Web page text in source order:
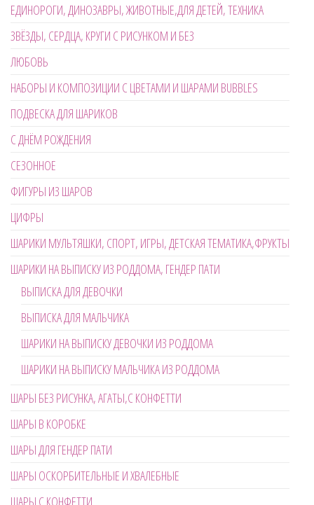
ЕДИНОРОГИ, ДИНОЗАВРЫ, ЖИВОТНЫЕ,ДЛЯ ДЕТЕЙ, ТЕХНИКА
ЗВЁЗДЫ, СЕРДЦА, КРУГИ С РИСУНКОМ И БЕЗ
ЛЮБОВЬ
НАБОРЫ И КОМПОЗИЦИИ С ЦВЕТАМИ И ШАРАМИ BUBBLES
ПОДВЕСКА ДЛЯ ШАРИКОВ
С ДНЁМ РОЖДЕНИЯ
СЕЗОННОЕ
ФИГУРЫ ИЗ ШАРОВ
ЦИФРЫ
ШАРИКИ МУЛЬТЯШКИ, СПОРТ, ИГРЫ, ДЕТСКАЯ ТЕМАТИКА,ФРУКТЫ
ШАРИКИ НА ВЫПИСКУ ИЗ РОДДОМА, ГЕНДЕР ПАТИ
ВЫПИСКА ДЛЯ ДЕВОЧКИ
ВЫПИСКА ДЛЯ МАЛЬЧИКА
ШАРИКИ НА ВЫПИСКУ ДЕВОЧКИ ИЗ РОДДОМА
ШАРИКИ НА ВЫПИСКУ МАЛЬЧИКА ИЗ РОДДОМА
ШАРЫ БЕЗ РИСУНКА, АГАТЫ,С КОНФЕТТИ
ШАРЫ В КОРОБКЕ
ШАРЫ ДЛЯ ГЕНДЕР ПАТИ
ШАРЫ ОСКОРБИТЕЛЬНЫЕ И ХВАЛЕБНЫЕ
ШАРЫ С КОНФЕТТИ